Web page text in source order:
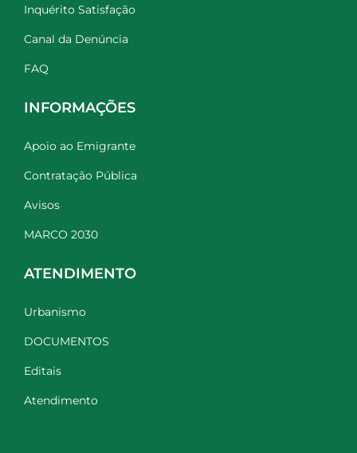
Inquérito Satisfação
Canal da Denúncia
FAQ
INFORMAÇÕES
Apoio ao Emigrante
Contratação Pública
Avisos
MARCO 2030
ATENDIMENTO
Urbanismo
DOCUMENTOS
Editais
Atendimento